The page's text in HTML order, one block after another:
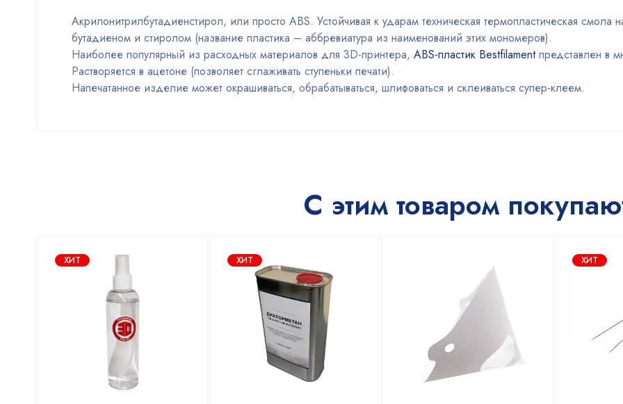
Акрилонитрилбутадиенстирол, или просто ABS. Устойчивая к ударам техническая термопластическая
бутадиеном и стиролом (название пластика – аббревиатура из наименований этих мономеров).
Наиболее популярный из расходных материалов для 3D-принтера, ABS-пластик Bestfilamentпредставлен в
Растворяется в ацетоне (позволяет сглаживать ступеньки печати).
Напечатанное изделие может окрашиваться, обрабатываться, шлифоваться и склеиваться супер-клеем.
С этим товаром
ХИТ ХИТ ХИТ